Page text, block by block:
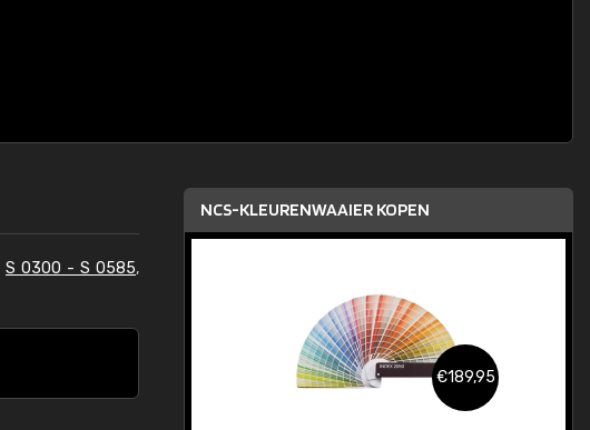
S 0300 - S 0585,
NCS-KLEURENWAAIER KOPEN
€189,95